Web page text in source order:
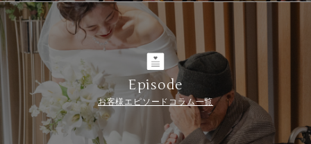
Episode
お客様エピソードコラム一覧